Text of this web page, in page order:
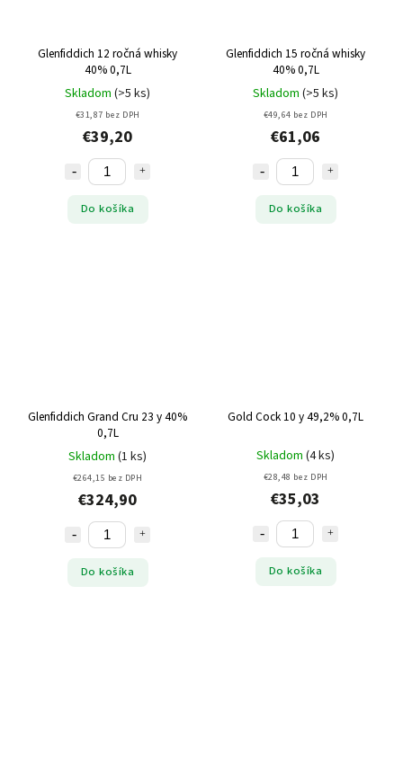
Glenfiddich 12 ročná whisky
40% 0,7L
Skladom (>5 ks)
€31,87 bez DPH
€39,20
Do košíka
Glenfiddich 15 ročná whisky
40% 0,7L
Skladom (>5 ks)
€49,64 bez DPH
€61,06
Do košíka
Glenfiddich Grand Cru 23 y 40%
0,7L
Skladom (1 ks)
€264,15 bez DPH
€324,90
Do košíka
Gold Cock 10 y 49,2% 0,7L
Skladom (4 ks)
€28,48 bez DPH
€35,03
Do košíka